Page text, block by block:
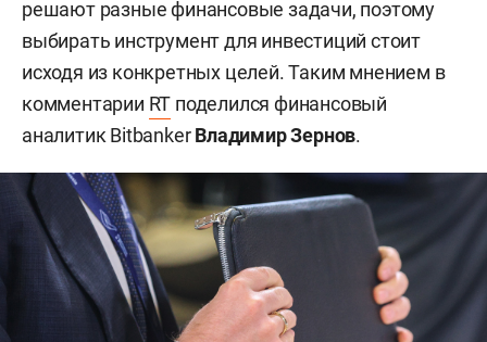
решают разные финансовые задачи, поэтому
выбирать инструмент для инвестиций стоит
исходя из конкретных целей. Таким мнением в
комментарии RT поделился финансовый
аналитик BitbankerВладимир Зернов.